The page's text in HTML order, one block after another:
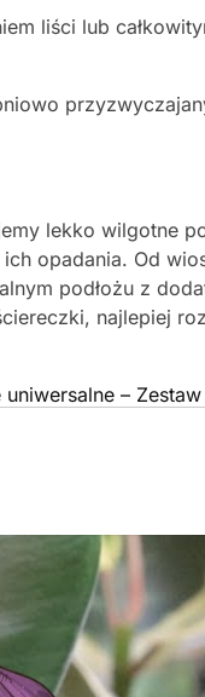
liści lub
lekko wilgotne
opadania. Od
podłożu z
najlepiej
uniwersalne –